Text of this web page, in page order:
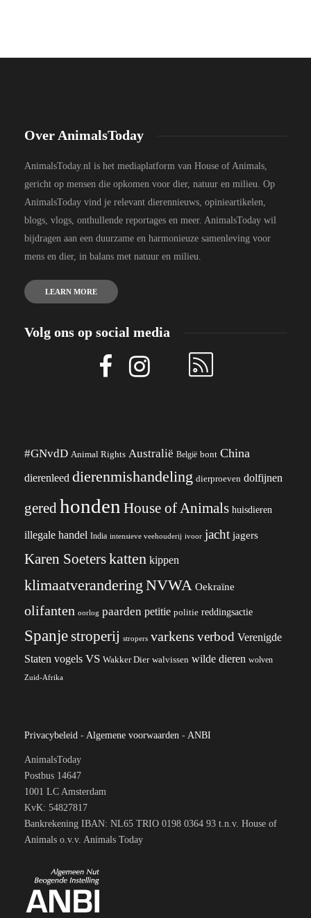
Over AnimalsToday
AnimalsToday.nl is het mediaplatform van House of Animals,
gericht op mensen die opkomen voor dier, natuur en milieu. Op
AnimalsToday vind je relevant dierennieuws, opinieartikelen,
blogs, vlogs, onthullende reportages en meer. AnimalsToday wil
bijdragen aan een duurzame en harmonieuze samenleving voor
mens en dier, in balans met natuur en milieu.
LEARN MORE
Volg ons op social media
#GNvdD Animal Rights Australië België bont China
dierenleed dierenmishandeling dierproeven dolfijnen
geredhonden House of Animals huisdieren
illegale handel India intensieve veehouderij ivoor jacht jagers
Karen Soeterskatten kippen
klimaatverandering NVWA Oekraïne
olifanten oorlog paarden petitie politie reddingsactie
Spanjestroperij stropers varkens verbod Verenigde
Staten vogels VS Wakker Dier walvissen wilde dieren wolven
Zuid-Afrika
Privacybeleid - Algemene voorwaarden - ANBI
AnimalsToday
Postbus 14647
1001 LC Amsterdam
KvK: 54827817
Bankrekening IBAN: NL65 TRIO 0198 0364 93 t.n.v. House of
Animals o.v.v. Animals Today